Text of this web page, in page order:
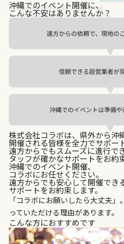
沖縄でのイベント開催に、
こんな不安はありませんか？
株式会社コラボは、県外から沖
開催される皆様を全力でサポー
遠方からでもスムーズに進行で
タッフが確かなサポートをお約
沖縄でのイベント開催、
コラボにお任せください。
遠方からでも安心して開催でき
サポートをお約束します。
「コラボにお願いしたら大丈夫
っていただける理由があります。
こんな方におすすめです